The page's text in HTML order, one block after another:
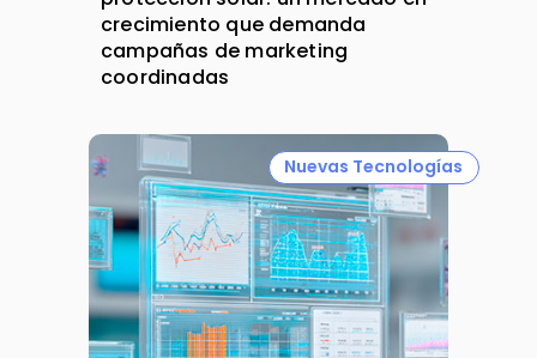
crecimiento que demanda
campañas de marketing
coordinadas
Nuevas Tecnologías